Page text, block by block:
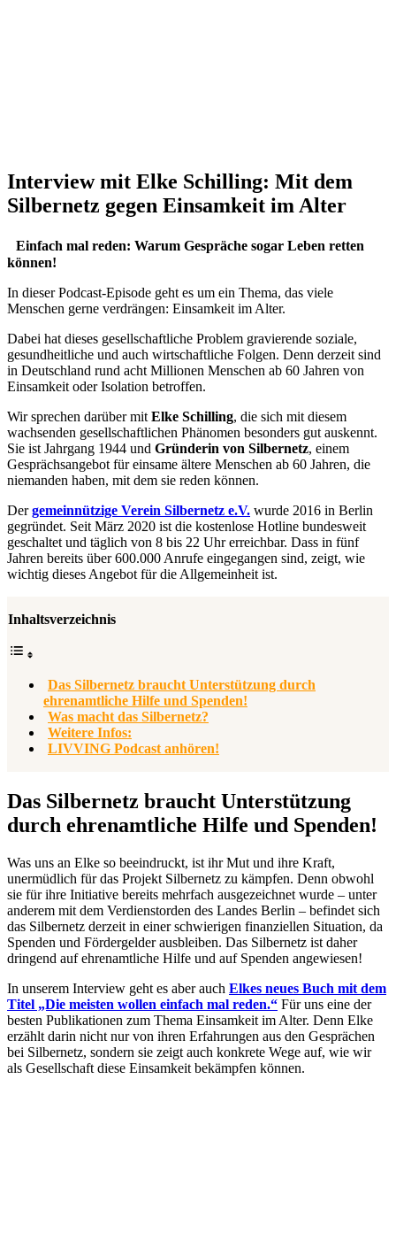
Interview mit Elke Schilling: Mit dem
Silbernetz gegen Einsamkeit im Alter
Einfach mal reden: Warum Gespräche sogar Leben retten
können!
In dieser Podcast-Episode geht es um ein Thema, das viele
Menschen gerne verdrängen: Einsamkeit im Alter.
Dabei hat dieses gesellschaftliche Problem gravierende soziale,
gesundheitliche und auch wirtschaftliche Folgen. Denn derzeit sind
in Deutschland rund acht Millionen Menschen ab 60 Jahren von
Einsamkeit oder Isolation betroffen.
Wir sprechen darüber mit Elke Schilling, die sich mit diesem
wachsenden gesellschaftlichen Phänomen besonders gut auskennt.
Sie ist Jahrgang 1944 und Gründerin von Silbernetz, einem
Gesprächsangebot für einsame ältere Menschen ab 60 Jahren, die
niemanden haben, mit dem sie reden können.
Dergemeinnützige Verein Silbernetz e.V. wurde 2016 in Berlin
gegründet. Seit März 2020 ist die kostenlose Hotline bundesweit
geschaltet und täglich von 8 bis 22 Uhr erreichbar. Dass in fünf
Jahren bereits über 600.000 Anrufe eingegangen sind, zeigt, wie
wichtig dieses Angebot für die Allgemeinheit ist.
Inhaltsverzeichnis
Das Silbernetz braucht Unterstützung durch
ehrenamtliche Hilfe und Spenden!
Was macht das Silbernetz?
Weitere Infos:
LIVVING Podcast anhören!
Das Silbernetz braucht Unterstützung
durch ehrenamtliche Hilfe und Spenden!
Was uns an Elke so beeindruckt, ist ihr Mut und ihre Kraft,
unermüdlich für das Projekt Silbernetz zu kämpfen. Denn obwohl
sie für ihre Initiative bereits mehrfach ausgezeichnet wurde – unter
anderem mit dem Verdienstorden des Landes Berlin – befindet sich
das Silbernetz derzeit in einer schwierigen finanziellen Situation, da
Spenden und Fördergelder ausbleiben. Das Silbernetz ist daher
dringend auf ehrenamtliche Hilfe und auf Spenden angewiesen!
In unserem Interview geht es aber auch Elkes neues Buch mit dem
Titel „Die meisten wollen einfach mal reden.“ Für uns eine der
besten Publikationen zum Thema Einsamkeit im Alter. Denn Elke
erzählt darin nicht nur von ihren Erfahrungen aus den Gesprächen
bei Silbernetz, sondern sie zeigt auch konkrete Wege auf, wie wir
als Gesellschaft diese Einsamkeit bekämpfen können.